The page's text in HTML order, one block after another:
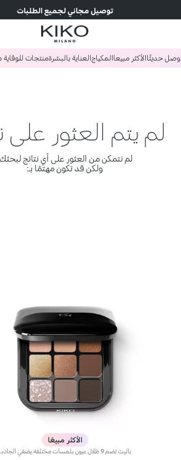
توصيل مجاني لجميع الطلبات
وصل حديثًاالأكثر مبيعاالمكياجالعناية بالبشرةمنتجات
لم يتم العثور على
لم نتمكن من العثور على أي نتائج
ولكن قد تكون مهتمًا بـ:
الأكثر مبيعًا